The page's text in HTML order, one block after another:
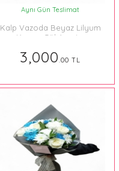
Aynı Gün Teslimat
Kalp Vazoda Beyaz Lilyum
ve Kırmızı Gül Aranjmanı
3,000.00 TL